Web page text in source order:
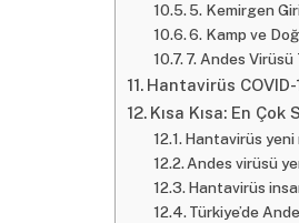
5. Kemirgen
6. Kamp ve
7. Andes Virüsü
Hantavirüs
Kısa Kısa: En
Hantavirüs yeni
Andes virüsü
Hantavirüs
Türkiye’de